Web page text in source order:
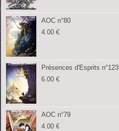
AOC n°80
4.00€
Présences d'Esprits n°123
6.00€
AOC n°79
4.00€